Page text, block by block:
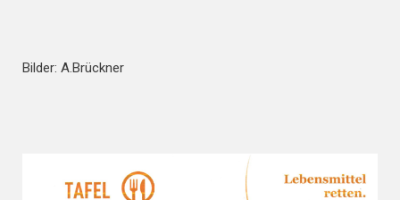
Bilder: A.Brückner